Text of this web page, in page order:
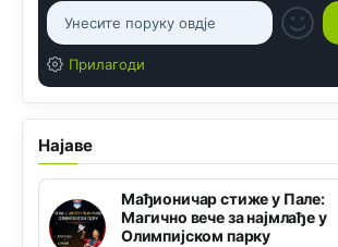
Прилагоди
Најаве
Мађионичар стиже у Пале:
Магично вече за најмлађе у
Олимпијском парку